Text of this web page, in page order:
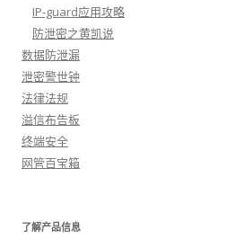
IP-guard应用攻略
防泄密之黄凯说
数据防泄漏
泄密警世钟
法律法规
溢信布告板
终端安全
网管百宝箱
了解产品信息